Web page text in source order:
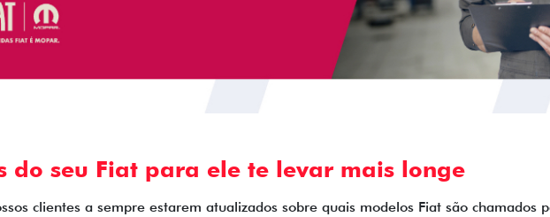
do seu Fiat para ele te levar mais longe
clientes a sempre estarem atualizados sobre quais modelos Fiat são